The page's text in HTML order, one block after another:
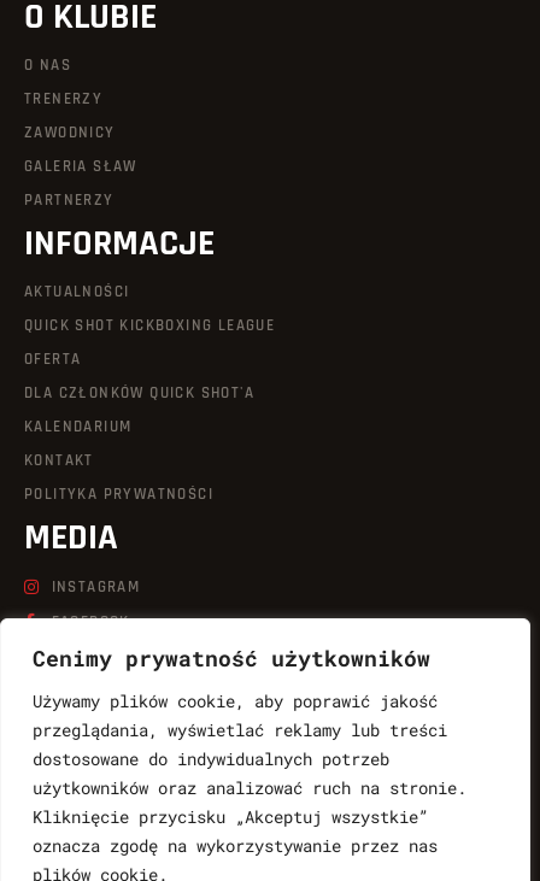
Cenimy prywatność użytkowników
Używamy plików cookie, aby poprawić jakość
przeglądania, wyświetlać reklamy lub treści
dostosowane do indywidualnych potrzeb
użytkowników oraz analizować ruch na stronie.
Kliknięcie przycisku „Akceptuj wszystkie”
oznacza zgodę na wykorzystywanie przez nas
plików cookie.
O KLUBIE
O NAS
TRENERZY
ZAWODNICY
GALERIA SŁAW
PARTNERZY
INFORMACJE
AKTUALNOŚCI
QUICK SHOT KICKBOXING LEAGUE
OFERTA
DLA CZŁONKÓW QUICK SHOT'A
KALENDARIUM
KONTAKT
POLITYKA PRYWATNOŚCI
MEDIA
INSTAGRAM
FACEBOOK
LINKEDIN
YOUTUBE
KONTAKT
LUKASZ.WABNIC@QUICKSHOT.COM.PL
888764997